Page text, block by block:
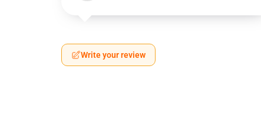
Write your review